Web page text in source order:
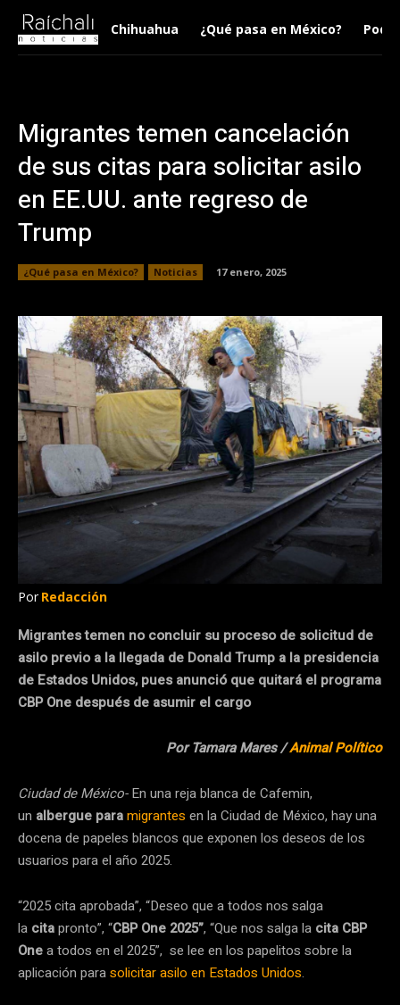
Chihuahua ¿Qué pasa en México?
Migrantes temen cancelación
de sus citas para solicitar asilo
en EE.UU. ante regreso de
Trump
¿Qué pasa en México? Noticias 17 enero, 2025
Por Redacción
Migrantes temen no concluir su proceso de solicitud de
asilo previo a la llegada de Donald Trump a la presidencia
de Estados Unidos, pues anunció que quitará el programa
CBP One después de asumir el cargo
Por Tamara Mares /Animal Político
Ciudad de México-En una reja blanca de Cafemin,
un albergue paramigrantes en la Ciudad de México, hay una
docena de papeles blancos que exponen los deseos de los
usuarios para el año 2025.
“2025 cita aprobada”, “Deseo que a todos nos salga
la citapronto”, “CBP One 2025”, “Que nos salga la cita CBP
Onea todos en el 2025”, se lee en los papelitos sobre la
aplicación parasolicitar asilo en Estados Unidos.